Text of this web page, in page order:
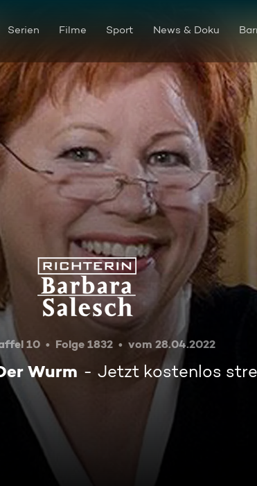
Serien Filme Sport News & Doku
Mein Haustier: Der Wurm
10 Folge 1832 vom 28.04.2022
Wurm Jetzt kostenlos